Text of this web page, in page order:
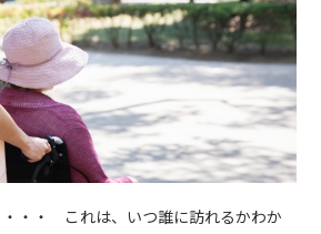
・・・ これは、いつ誰に訪れるかわか